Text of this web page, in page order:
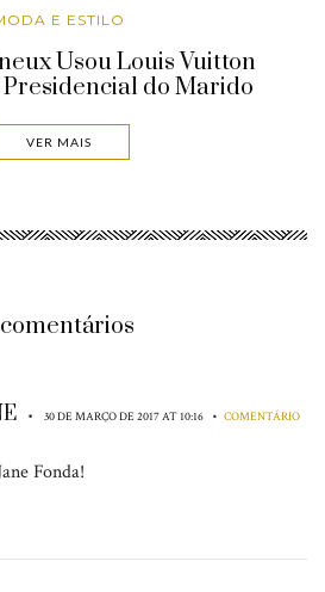
E ESTILO
Usou Louis Vuitton
Presidencial do Marido
VER MAIS
• 30 DE MARÇO DE 2017 AT 10:16 • COMENTÁRIO
Fonda!